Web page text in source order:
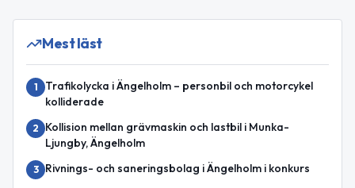
Mest läst
1
Trafikolycka i Ängelholm – personbil och motorcykel
kolliderade
2
Kollision mellan grävmaskin och lastbil i Munka-
Ljungby, Ängelholm
3 Rivnings- och saneringsbolag i Ängelholm i konkurs